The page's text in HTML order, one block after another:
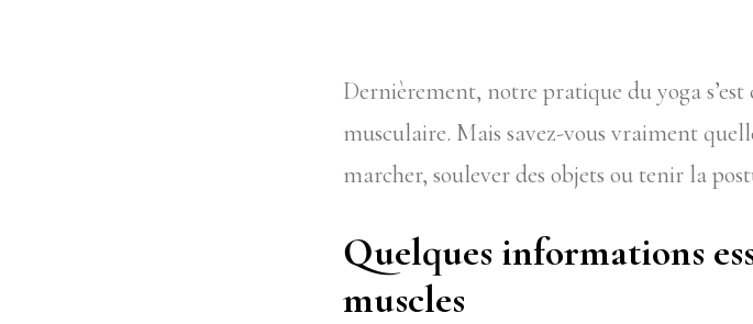
Dernièrement, notre pratique du yoga
musculaire. Mais savez-vous vraiment
marcher, soulever des objets ou tenir la
Quelques informations
muscles